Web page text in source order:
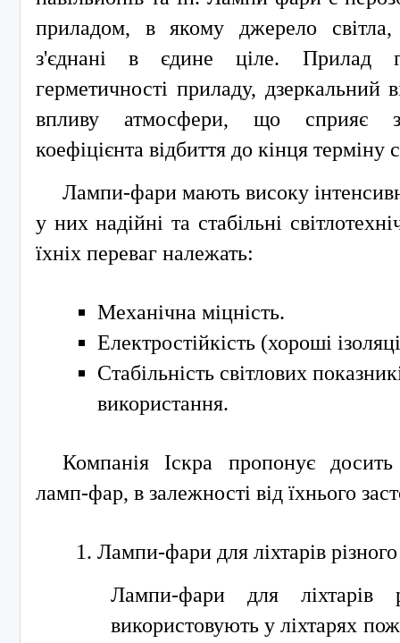
приладом, в якому джерело світла,
з'єднані в єдине ціле. Прилад
герметичності приладу, дзеркальний
впливу атмосфери, що сприяє
коефіцієнта відбиття до кінця терміну
Лампи-фари мають високу
у них надійні та стабільні
їхніх переваг належать:
Механічна міцність.
Електростійкість (хороші
Стабільність світлових
використання.
Компанія Іскра пропонує
ламп-фар, в залежності від їхнього
Лампи-фари для ліхтарів
Лампи-фари для ліхтарів
використовують у ліхтарях